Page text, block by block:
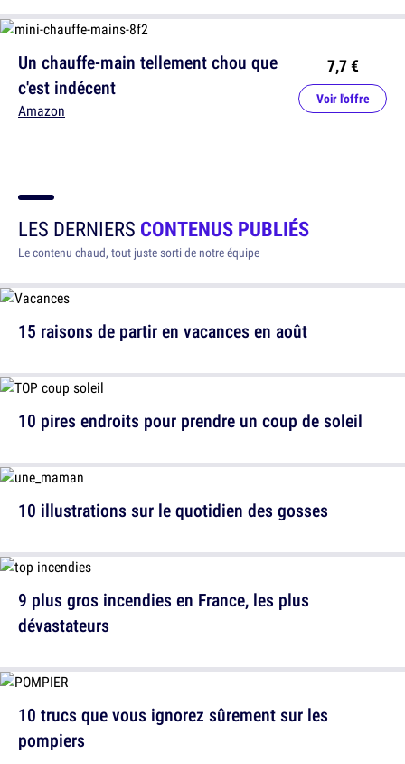
Un chauffe-main tellement chou que
c'est indécent
Amazon
7,7 €
Voir l'offre
LES DERNIERS CONTENUS PUBLIÉS
Le contenu chaud, tout juste sorti de notre équipe
15 raisons de partir en vacances en août
10 illustrations sur le quotidien des gosses
10 trucs que vous ignorez sûrement sur les
pompiers
10 pires endroits pour prendre un coup de soleil
9 plus gros incendies en France, les plus
dévastateurs